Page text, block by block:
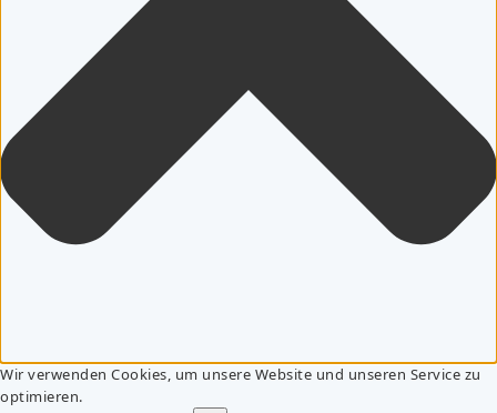
Wir verwenden Cookies, um unsere Website und unseren Service zu
optimieren.